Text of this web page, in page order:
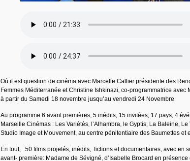
Où il est question de cinéma avec Marcelle Callier présidente des
Femmes Méditerranée et Christine Ishkinazi, co-programmatrice avec
à partir du Samedi 18 novembre jusqu’au vendredi 24 Novembre
Au programme 6 avant premières, 5 inédits, 15 invitées, 17 pays, 4
Marseille Cinémas : Les Variétés, l’Alhambra, le Gyptis, La Baleine,
Studio Image et Mouvement, au centre pénitentiaire des Baumettes et
En tout, 50 films projetés, inédits, fictions etdocumentaires,avec en
avant- première: Madame de Sévigné, d’Isabelle Brocard en